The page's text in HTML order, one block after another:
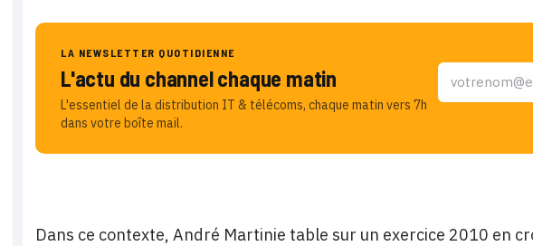
LA NEWSLETTER QUOTIDIENNE
L'actu du channel chaque matin
L'essentiel de la distribution IT & télécoms, chaque matin vers 7h
dans votre boîte mail.
Dans ce contexte, André Martinie table sur un exercice 2010 en